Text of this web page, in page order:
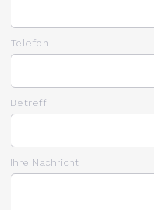
Telefon
Betreff
Ihre Nachricht